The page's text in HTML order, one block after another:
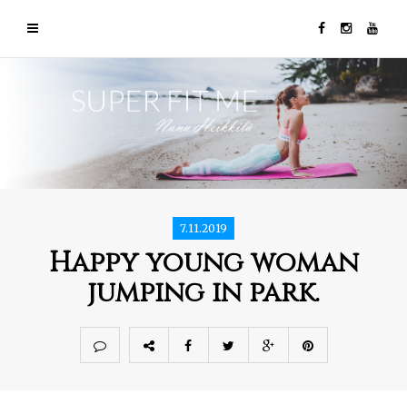
7.11.2019
Happy young woman
jumping in park.